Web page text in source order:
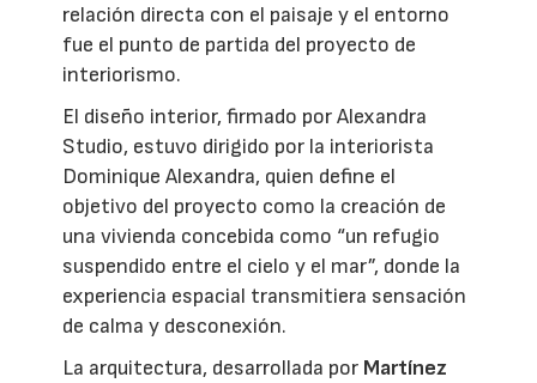
relación directa con el paisaje y el entorno
fue el punto de partida del proyecto de
interiorismo.
El diseño interior, firmado por Alexandra
Studio, estuvo dirigido por la interiorista
Dominique Alexandra, quien define el
objetivo del proyecto como la creación de
una vivienda concebida como “un refugio
suspendido entre el cielo y el mar”, donde la
experiencia espacial transmitiera sensación
de calma y desconexión.
La arquitectura, desarrollada por Martínez